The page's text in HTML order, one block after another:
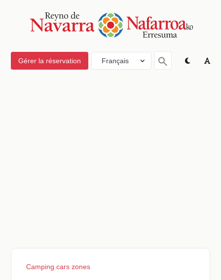
Gérer la réservation Français
Camping cars zones